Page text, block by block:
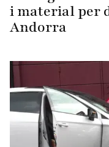
i material per
Andorra